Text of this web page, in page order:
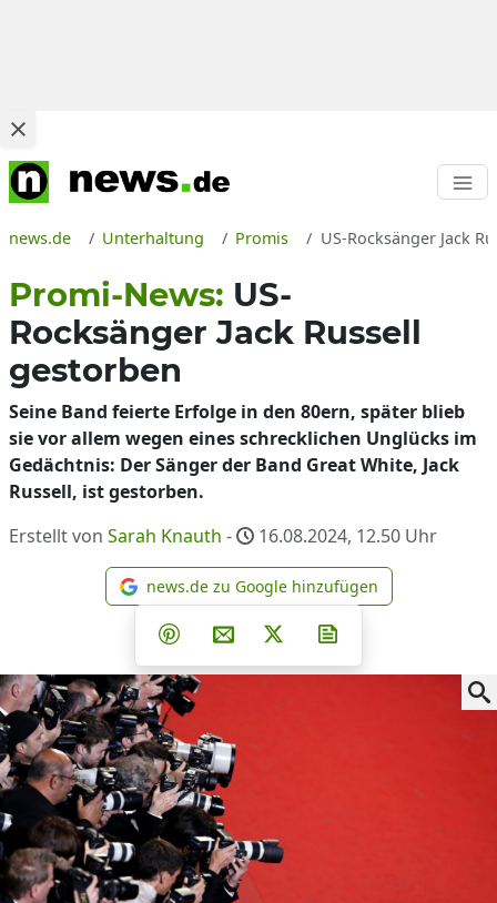
news.de Unterhaltung Promis US-Rocksänger Jack
Promi-News: US-
Rocksänger Jack Russell
gestorben
Seine Band feierte Erfolge in den 80ern, später blieb
sie vor allem wegen eines schrecklichen Unglücks im
Gedächtnis: Der Sänger der Band Great White, Jack
Russell, ist gestorben.
Erstellt von Sarah Knauth - 16.08.2024, 12.50 Uhr
news.de zu Google
news.de zu Google hinzufügen
Teilen auf Facebook
Teilen auf Whatsapp
Teilen auf Telegram
Teilen auf Pinterest
Per E-Mail teilen
Post auf X